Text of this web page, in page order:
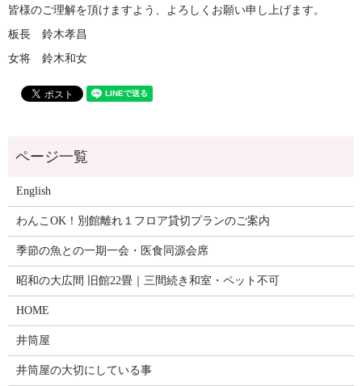
皆様のご理解を頂けますよう、よろしくお願い申し上げます。
板長 鈴木孝昌
女将 鈴木和女
English
わんこOK！別館離れ１フロア貸切プランのご案内
季節の魚との一期一会・医食同源会席
昭和の大広間 旧館22畳｜三間続き和室・ペット不可
HOME
井筒屋
井筒屋の大切にしている事